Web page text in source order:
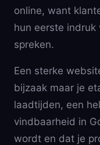
online, want
hun eerste indruk
spreken.
Een sterke
bijzaak maar je
laadtijden, een
vindbaarheid in
wordt en dat je